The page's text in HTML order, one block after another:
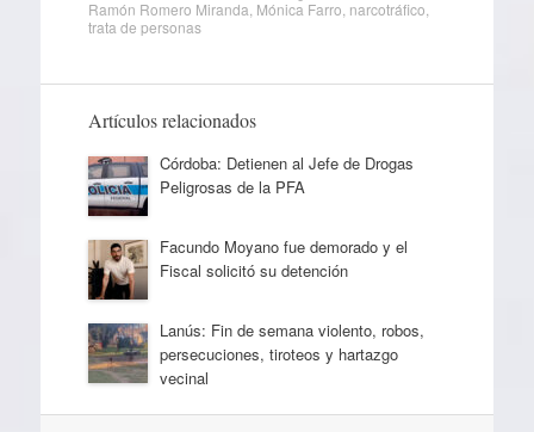
Ramón Romero Miranda Mónica Farro narcotráfico
trata de personas
Artículos relacionados
Córdoba: Detienen al Jefe de Drogas
Peligrosas de la PFA
Facundo Moyano fue demorado y el
Fiscal solicitó su detención
Lanús: Fin de semana violento, robos,
persecuciones, tiroteos y hartazgo
vecinal